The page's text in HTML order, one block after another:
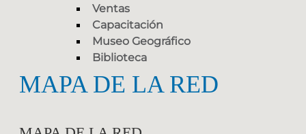
Ventas
Capacitación
Museo Geográfico
Biblioteca
MAPA DE LA RED